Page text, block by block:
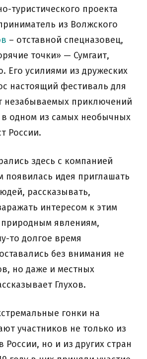
туристического проекта
из Волжского
– отставной спецназовец,
точки» — Сумгаит,
Его усилиями из дружеских
настоящий фестиваль для
незабываемых приключений
в одном из самых необычных
России.
здесь с компанией
появилась идея приглашать
рассказывать,
интересом к этим
явлениям,
то долгое время
без внимания не
но даже и местных
Глухов.
гонки на
участников не только из
России, но и из других стран